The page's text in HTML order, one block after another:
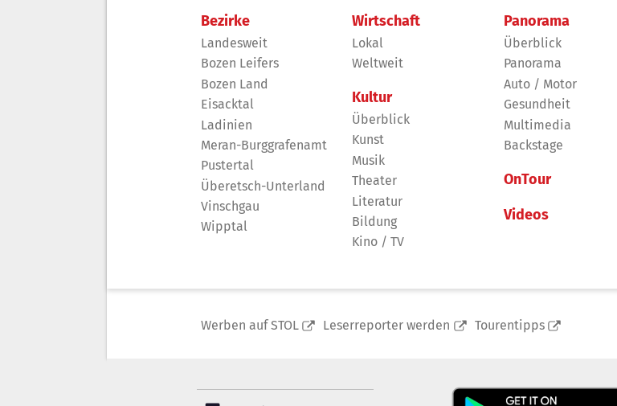
Bezirke
Landesweit
Bozen Leifers
Bozen Land
Eisacktal
Ladinien
Meran-Burggrafenamt
Pustertal
Überetsch-Unterland
Vinschgau
Wipptal
Wirtschaft
Lokal
Weltweit
Kultur
Überblick
Kunst
Musik
Theater
Literatur
Bildung
Kino / TV
Panorama
Überblick
Panorama
Auto / Motor
Gesundheit
Multimedia
Backstage
OnTour
Videos
Werben auf STOL Leserreporter werden Tourentipps